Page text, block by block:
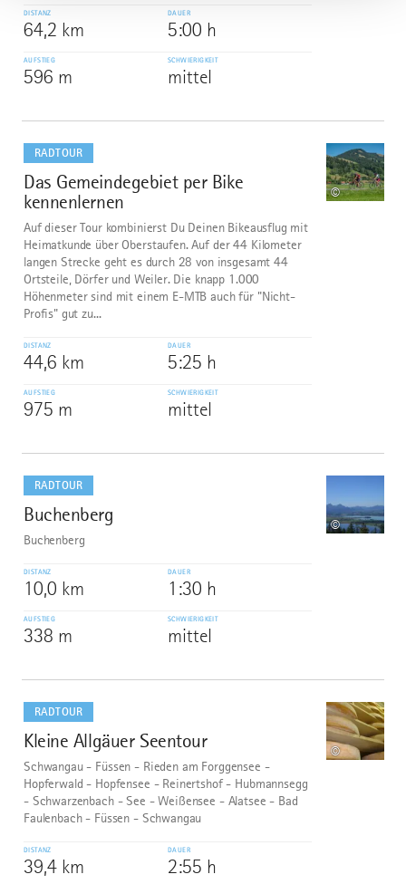
DISTANZ
64,2 km
DAUER
5:00 h
AUFSTIEG
596 m
SCHWIERIGKEIT
mittel
RADTOUR
6
Das Gemeindegebiet per Bike
kennenlernen
©
Auf dieser Tour kombinierst Du Deinen Bikeausflug mit
Heimatkunde über Oberstaufen. Auf der 44 Kilometer
langen Strecke geht es durch 28 von insgesamt 44
Ortsteile, Dörfer und Weiler. Die knapp 1.000
Höhenmeter sind mit einem E-MTB auch für "Nicht-
Profis" gut zu...
DISTANZ
44,6 km
DAUER
5:25 h
AUFSTIEG
975 m
SCHWIERIGKEIT
mittel
dazu
RADTOUR
7
Buchenberg
©
Buchenberg
DISTANZ
10,0 km
DAUER
1:30 h
AUFSTIEG
338 m
SCHWIERIGKEIT
mittel
dazu
RADTOUR
8
Kleine Allgäuer Seentour
©
Schwangau - Füssen - Rieden am Forggensee -
Hopferwald - Hopfensee - Reinertshof - Hubmannsegg
- Schwarzenbach - See - Weißensee - Alatsee - Bad
Faulenbach - Füssen - Schwangau
DISTANZ
39,4 km
DAUER
2:55 h
dazu